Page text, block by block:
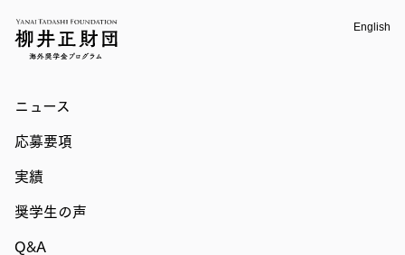
ニュース
応募要項
実績
奨学生の声
Q&A
English